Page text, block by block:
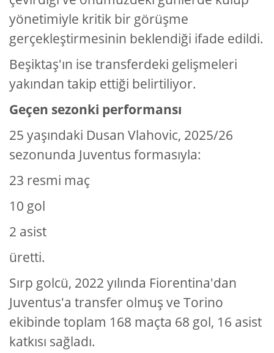
yönetimiyle kritik bir görüşme
gerçekleştirmesinin beklendiği ifade edildi.
Beşiktaş'ın ise transferdeki gelişmeleri
yakından takip ettiği belirtiliyor.
Geçen sezonki performansı
25 yaşındaki Dusan Vlahovic, 2025/26
sezonunda Juventus formasıyla:
23 resmi maç
10 gol
2 asist
üretti.
Sırp golcü, 2022 yılında Fiorentina'dan
Juventus'a transfer olmuş ve Torino
ekibinde toplam 168 maçta 68 gol, 16 asist
katkısı sağladı.